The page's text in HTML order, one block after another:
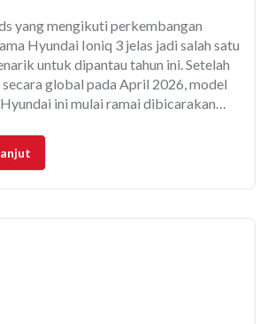
yang mengikuti perkembangan
Hyundai Ioniq 3 jelas jadi salah satu
untuk dipantau tahun ini. Setelah
global pada April 2026, model
ini mulai ramai dibicarakan
Auto Show (GIIAS) 2026.
benar-benar terealisasi, maka